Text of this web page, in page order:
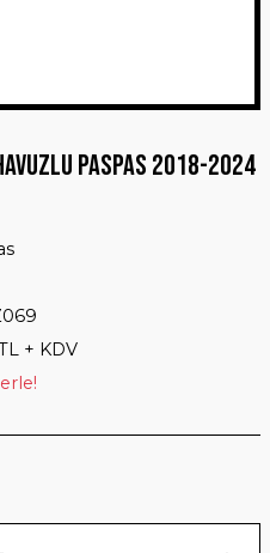
Paspas 2018-2024
+ KDV